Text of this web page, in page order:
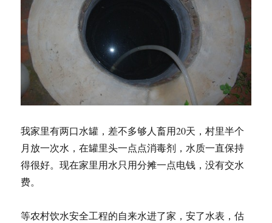
我家里有两口水罐，差不多够人畜用20天，村里半个
月放一次水，在罐里头一点点消毒剂，水质一直保持
得很好。现在家里用水只用分摊一点电钱，没有交水
费。
等农村饮水安全工程的自来水进了家，安了水表，估